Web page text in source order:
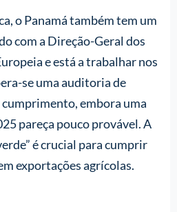
o Panamá também tem um
com a Direção-Geral dos
e está a trabalhar nos
se uma auditoria de
embora uma
pareça pouco provável. A
é crucial para cumprir
exportações agrícolas.